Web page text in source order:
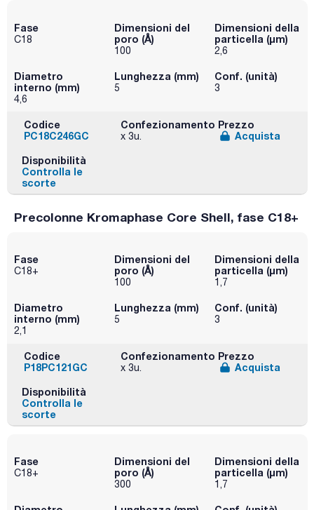
Fase
C18
Dimensioni del
poro (Å)
100
Dimensioni della
particella (μm)
2,6
Diametro
interno (mm)
4,6
Lunghezza (mm)
5
Conf. (unità)
3
Codice
PC18C246GC
Confezionamento
x 3u.
Prezzo
Acquista
Disponibilità
Controlla le
scorte
Precolonne Kromaphase Core Shell, fase C18+
Fase
C18+
Dimensioni del
poro (Å)
100
Dimensioni della
particella (μm)
1,7
Diametro
interno (mm)
2,1
Lunghezza (mm)
5
Conf. (unità)
3
Codice
P18PC121GC
Confezionamento
x 3u.
Prezzo
Acquista
Disponibilità
Controlla le
scorte
Fase
C18+
Dimensioni del
poro (Å)
300
Dimensioni della
particella (μm)
1,7